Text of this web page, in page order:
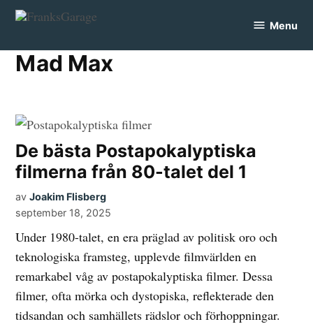
Skip
content
Menu
Mad Max
De bästa Postapokalyptiska
filmerna från 80-talet del 1
av Joakim Flisberg
september 18, 2025
Under 1980-talet, en era präglad av politisk oro och
teknologiska framsteg, upplevde filmvärlden en
remarkabel våg av postapokalyptiska filmer. Dessa
filmer, ofta mörka och dystopiska, reflekterade den
tidsandan och samhällets rädslor och förhoppningar.